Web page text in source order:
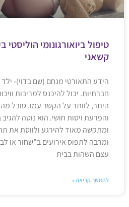
טיפול ביואורגונומי
קשאני
הידע התאורטי מנחם (שם בדוי)-
חברתיות. יכול להיכנס למריבות
היתר, לוותר על הקשר עמו. סובל
והפרעת ויסות חושי. הוא נוטה
ומתקשה מאוד להירגע ולווסת את
ומרבה לתפוס אירועים ב”שחור או
עצם השהות בבית
להמשך קריאה »